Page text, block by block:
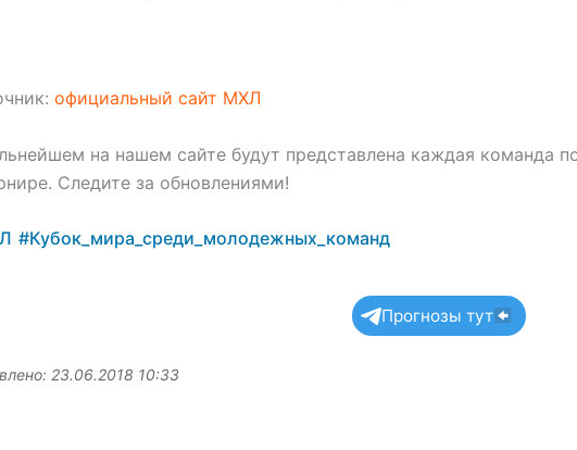
официальный сайт МХЛ
на нашем сайте будут представлена каждая команда
Следите за обновлениями!
#Кубок_мира_среди_молодежных_команд
Прогнозы тут
23.06.2018 10:33